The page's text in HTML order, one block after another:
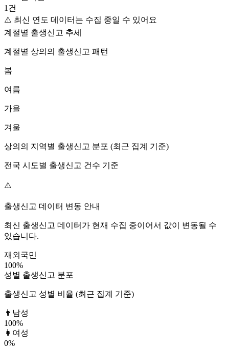
1 건
⚠️ 최신 연도 데이터는 수집 중일 수 있어요
계절별 출생신고 추세
계절별 상의 의 출생신고 패턴
봄
여름
가을
겨울
상의 의 지역별 출생신고 분포 (최근 집계 기준)
전국 시도별 출생신고 건수 기준
⚠️
출생신고 데이터 변동 안내
최신 출생신고 데이터가 현재 수집 중이어서 값이 변동될 수
있습니다.
재외국민
100%
성별 출생신고 분포
출생신고 성별 비율 (최근 집계 기준)
👨 남성
100%
👩 여성
0%